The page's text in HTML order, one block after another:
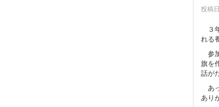
投稿
３
れる
参
旗を
話が
あ
あり